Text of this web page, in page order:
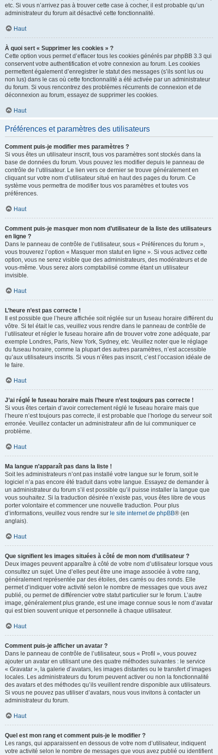
etc. Si vous n’arrivez pas à trouver cette case à cocher, il est probable qu’un
administrateur du forum ait désactivé cette fonctionnalité.
Haut
À quoi sert « Supprimer les cookies » ?
Cette option vous permet d’effacer tous les cookies générés par phpBB 3.3 qui
conservent votre authentification et votre connexion au forum. Les cookies
permettent également d’enregistrer le statut des messages (s’ils sont lus ou
non lus) dans le cas où cette fonctionnalité a été activée par un administrateur
du forum. Si vous rencontrez des problèmes récurrents de connexion et de
déconnexion au forum, essayez de supprimer les cookies.
Haut
Préférences et paramètres des utilisateurs
Comment puis-je modifier mes paramètres ?
Si vous êtes un utilisateur inscrit, tous vos paramètres sont stockés dans la
base de données du forum. Vous pouvez les modifier depuis le panneau de
contrôle de l’utilisateur. Le lien vers ce dernier se trouve généralement en
cliquant sur votre nom d’utilisateur situé en haut des pages du forum. Ce
système vous permettra de modifier tous vos paramètres et toutes vos
préférences.
Haut
Comment puis-je masquer mon nom d’utilisateur de la liste des utilisateurs
en ligne ?
Dans le panneau de contrôle de l’utilisateur, sous « Préférences du forum »,
vous trouverez l’option « Masquer mon statut en ligne ». Si vous activez cette
option, vous ne serez visible que des administrateurs, des modérateurs et de
vous-même. Vous serez alors comptabilisé comme étant un utilisateur
invisible.
Haut
L’heure n’est pas correcte !
Il est possible que l’heure affichée soit réglée sur un fuseau horaire différent du
vôtre. Si tel était le cas, veuillez vous rendre dans le panneau de contrôle de
l’utilisateur et régler le fuseau horaire afin de trouver votre zone adéquate, par
exemple Londres, Paris, New York, Sydney, etc. Veuillez noter que le réglage
du fuseau horaire, comme la plupart des autres paramètres, n’est accessible
qu’aux utilisateurs inscrits. Si vous n’êtes pas inscrit, c’est l’occasion idéale de
le faire.
Haut
J’ai réglé le fuseau horaire mais l’heure n’est toujours pas correcte !
Si vous êtes certain d’avoir correctement réglé le fuseau horaire mais que
l’heure n’est toujours pas correcte, il est probable que l’horloge du serveur soit
erronée. Veuillez contacter un administrateur afin de lui communiquer ce
problème.
Haut
Ma langue n’apparaît pas dans la liste !
Soit les administrateurs n’ont pas installé votre langue sur le forum, soit le
logiciel n’a pas encore été traduit dans votre langue. Essayez de demander à
un administrateur du forum s’il est possible qu’il puisse installer la langue que
vous souhaitez. Si la traduction désirée n’existe pas, vous êtes libre de vous
porter volontaire et commencer une nouvelle traduction. Pour plus
d’informations, veuillez vous rendre sur le site internet de phpBB® (en
anglais).
Haut
Que signifient les images situées à côté de mon nom d’utilisateur ?
Deux images peuvent apparaître à côté de votre nom d’utilisateur lorsque vous
consultez un sujet. Une d’elles peut être une image associée à votre rang,
généralement représentée par des étoiles, des carrés ou des ronds. Elle
permet d’indiquer votre activité selon le nombre de messages que vous avez
publié, ou permet de différencier votre statut particulier sur le forum. L’autre
image, généralement plus grande, est une image connue sous le nom d’avatar
qui est bien souvent unique et personnelle à chaque utilisateur.
Haut
Comment puis-je afficher un avatar ?
Dans le panneau de contrôle de l’utilisateur, sous « Profil », vous pouvez
ajouter un avatar en utilisant une des quatre méthodes suivantes : le service
« Gravatar », la galerie d’avatars, les images distantes ou le transfert d’images
locales. Les administrateurs du forum peuvent activer ou non la fonctionnalité
des avatars et des méthodes qu’ils veuillent rendre disponible aux utilisateurs.
Si vous ne pouvez pas utiliser d’avatars, nous vous invitons à contacter un
administrateur du forum.
Haut
Quel est mon rang et comment puis-je le modifier ?
Les rangs, qui apparaissent en dessous de votre nom d’utilisateur, indiquent
votre activité selon le nombre de messages que vous avez publié ou identifient